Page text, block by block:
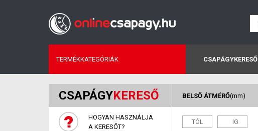
TERMÉKKATEGÓRIÁK CSAPÁGYKERESŐ
CSAPÁGYKERESŐ
HOGYAN HASZNÁLJA
A KERESŐT?
BELSŐ ÁTMÉRŐ(mm)